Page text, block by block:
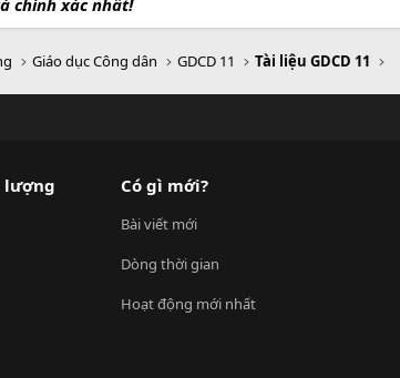
chính xác nhất!
Giáo dục Công dân GDCD 11 Tài liệu GDCD 11
lượng
Có gì mới?
Bài viết mới
Dòng thời gian
Hoạt động mới nhất